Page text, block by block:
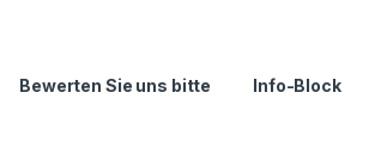
Bewerten Sie uns bitte Info-Block